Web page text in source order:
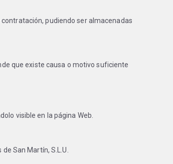
pudiendo ser almacenadas
que existe causa o motivo suficiente
visible en la página Web.
San Martín, S.L.U.